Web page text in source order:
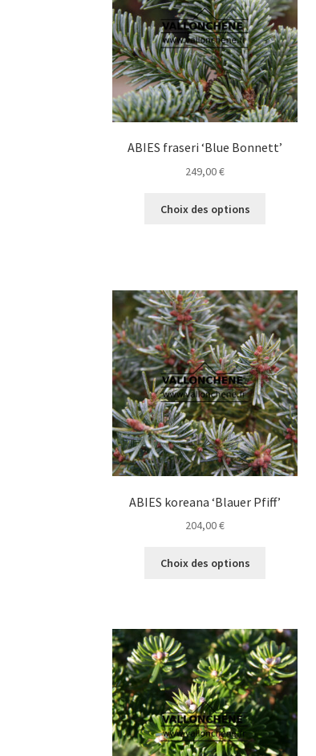
être
choisies
sur
la
page
du
produit
ABIES fraseri ‘Blue Bonnett’
249,00€
Choix des options
Les
options
peuvent
être
choisies
sur
la
page
du
produit
ABIES koreana ‘Blauer Pfiff’
204,00€
Choix des options
variations.
Les
options
peuvent
être
choisies
sur
la